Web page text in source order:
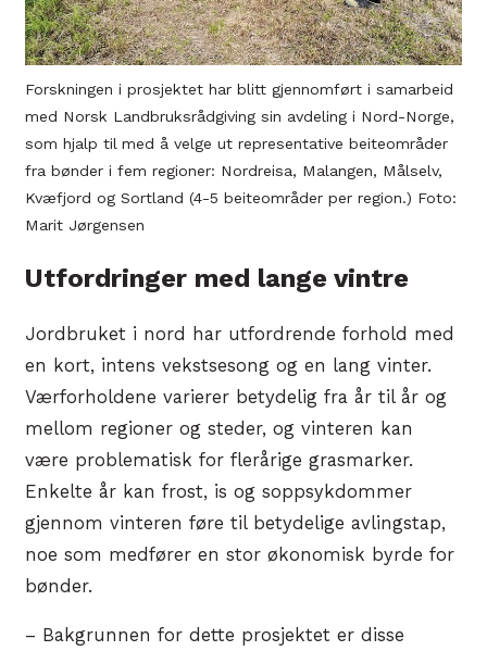
Forskningen i prosjektet har blitt gjennomført i samarbeid
med Norsk Landbruksrådgiving sin avdeling i Nord-Norge,
som hjalp til med å velge ut representative beiteområder
fra bønder i fem regioner: Nordreisa, Malangen, Målselv,
Kvæfjord og Sortland (4-5 beiteområder per region.) Foto:
Marit Jørgensen
Utfordringer med lange vintre
Jordbruket i nord har utfordrende forhold med
en kort, intens vekstsesong og en lang vinter.
Værforholdene varierer betydelig fra år til år og
mellom regioner og steder, og vinteren kan
være problematisk for flerårige grasmarker.
Enkelte år kan frost, is og soppsykdommer
gjennom vinteren føre til betydelige avlingstap,
noe som medfører en stor økonomisk byrde for
bønder.
– Bakgrunnen for dette prosjektet er disse